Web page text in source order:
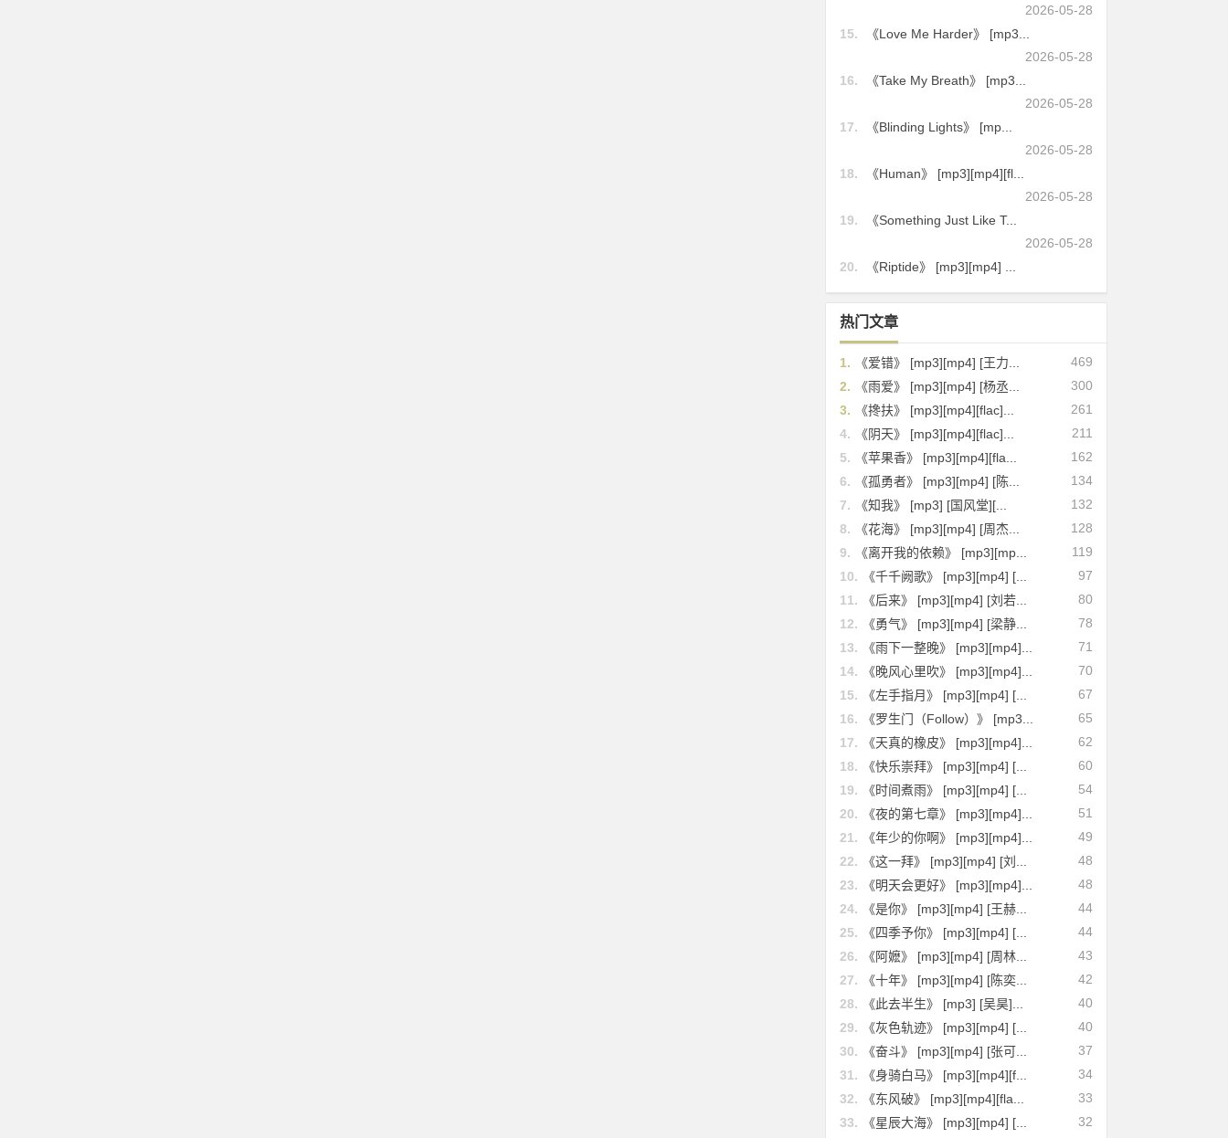
2026-05-28
15.
《Love Me Harder》 [mp3...
2026-05-28
16.
《Take My Breath》 [mp3...
2026-05-28
17.
《Blinding Lights》 [mp...
2026-05-28
18.
《Human》 [mp3][mp4][fl...
2026-05-28
19.
《Something Just Like T...
2026-05-28
20.
《Riptide》 [mp3][mp4] ...
热门文章
469
1.
《爱错》 [mp3][mp4] [王力...
300
2.
《雨爱》 [mp3][mp4] [杨丞...
261
3.
《搀扶》 [mp3][mp4][flac]...
211
4.
《阴天》 [mp3][mp4][flac]...
162
5.
《苹果香》 [mp3][mp4][fla...
134
6.
《孤勇者》 [mp3][mp4] [陈...
132
7.
《知我》 [mp3] [国风堂][...
128
8.
《花海》 [mp3][mp4] [周杰...
119
9.
《离开我的依赖》 [mp3][mp...
97
10.
《千千阙歌》 [mp3][mp4] [...
80
11.
《后来》 [mp3][mp4] [刘若...
78
12.
《勇气》 [mp3][mp4] [梁静...
71
13.
《雨下一整晚》 [mp3][mp4]...
70
14.
《晚风心里吹》 [mp3][mp4]...
67
15.
《左手指月》 [mp3][mp4] [...
65
16.
《罗生门（Follow）》 [mp3...
62
17.
《天真的橡皮》 [mp3][mp4]...
60
18.
《快乐崇拜》 [mp3][mp4] [...
54
19.
《时间煮雨》 [mp3][mp4] [...
51
20.
《夜的第七章》 [mp3][mp4]...
49
21.
《年少的你啊》 [mp3][mp4]...
48
22.
《这一拜》 [mp3][mp4] [刘...
48
23.
《明天会更好》 [mp3][mp4]...
44
24.
《是你》 [mp3][mp4] [王赫...
44
25.
《四季予你》 [mp3][mp4] [...
43
26.
《阿嬷》 [mp3][mp4] [周林...
42
27.
《十年》 [mp3][mp4] [陈奕...
40
28.
《此去半生》 [mp3] [吴昊]...
40
29.
《灰色轨迹》 [mp3][mp4] [...
37
30.
《奋斗》 [mp3][mp4] [张可...
34
31.
《身骑白马》 [mp3][mp4][f...
33
32.
《东风破》 [mp3][mp4][fla...
32
33. 《星辰大海》 [mp3][mp4] [...